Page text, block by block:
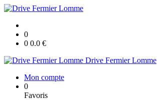
0
0 0.0 €
Drive Fermier Lomme
Mon compte
0
Favoris